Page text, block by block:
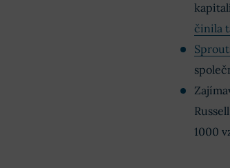
činila
1000